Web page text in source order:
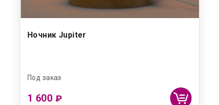
Ночник Jupiter
Под заказ
1 600 ₽